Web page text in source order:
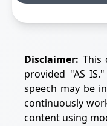
Disclaimer: This
provided "AS
speech may be
continuously
content using